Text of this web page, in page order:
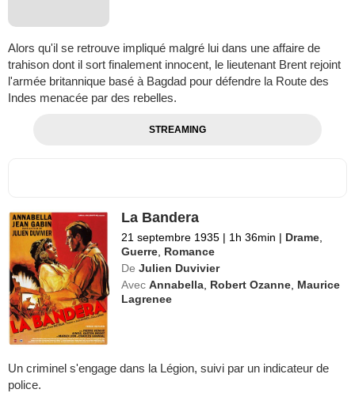
Alors qu'il se retrouve impliqué malgré lui dans une affaire de
trahison dont il sort finalement innocent, le lieutenant Brent rejoint
l'armée britannique basé à Bagdad pour défendre la Route des
Indes menacée par des rebelles.
STREAMING
La Bandera
21 septembre 1935 | 1h 36min | Drame,
Guerre, Romance
De Julien Duvivier
Avec Annabella, Robert Ozanne, Maurice
Lagrenee
Un criminel s'engage dans la Légion, suivi par un indicateur de
police.